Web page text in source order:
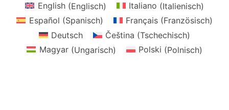
English(Englisch) Italiano (Italienisch)
Español (Spanisch) Français(Französisch)
Deutsch
Čeština (Tschechisch)
Magyar(Ungarisch) Polski (Polnisch)